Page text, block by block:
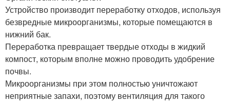
Устройство производит переработку отходов, используя
безвредные микроорганизмы, которые помещаются в
нижний бак.
Переработка превращает твердые отходы в жидкий
компост, которым вполне можно проводить удобрение
почвы.
Микроорганизмы при этом полностью уничтожают
неприятные запахи, поэтому вентиляция для такого